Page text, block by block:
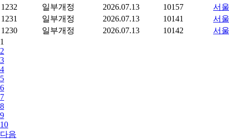
1232
일부개정 2026.07.13 10157
서
1231
일부개정 2026.07.13 10141
서
1230
일부개정 2026.07.13 10142
서
1
2
3
4
5
6
7
8
9
10
다음